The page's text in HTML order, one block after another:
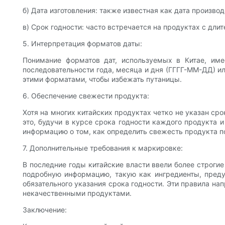
б) Дата изготовления: также известная как дата
в) Срок годности: часто встречается на продуктах с
5. Интерпретация форматов даты:
Понимание форматов дат, используемых в Китае,
последовательности года, месяца и дня (ГГГГ-ММ-ДД)
этими форматами, чтобы избежать путаницы.
6. Обеспечение свежести продукта:
Хотя на многих китайских продуктах четко не указан
это, будучи в курсе срока годности каждого
информацию о том, как определить свежесть продукта
7. Дополнительные требования к маркировке:
В последние годы китайские власти ввели более
подробную информацию, такую ​​как ингредиенты,
обязательного указания срока годности. Эти правила
некачественными продуктами.
Заключение: